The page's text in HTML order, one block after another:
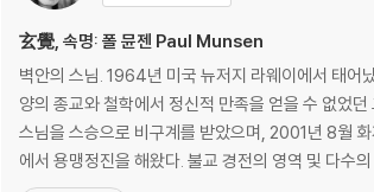
玄覺, 속명: 폴 뮨젠 Paul Munsen
벽안의 스님. 1964년 미국 뉴저지 라웨이에서 태어
양의 종교와 철학에서 정신적 만족을 얻을 수 없었
스님을 스승으로 비구계를 받았으며, 2001년 8월 화계사에서 숭산스님으로부
에서 용맹정진을 해왔다. 불교 경전의 영역 및 다수